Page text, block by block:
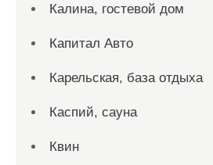
Калина, гостевой дом
Капитал Авто
Карельская, база отдыха
Каспий, сауна
Квин